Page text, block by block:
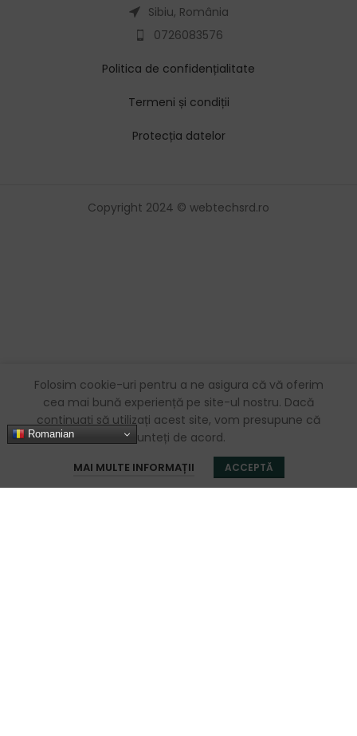
Sibiu, România
0726083576
Politica de confidențialitate
Termeni și condiții
Protecția datelor
Copyright 2024 © webtechsrd.ro
Folosim cookie-uri pentru a ne asigura că vă oferim
cea mai bună experiență pe site-ul nostru. Dacă
continuați să utilizați acest site, vom presupune că
sunteți de acord.
MAI MULTE INFORMAȚII ACCEPTĂ
Romanian
Coș Contul meu